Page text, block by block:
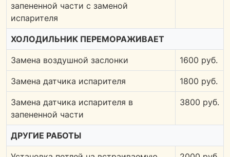
запененной части с заменой
испарителя
ХОЛОДИЛЬНИК ПЕРЕМОРАЖИВАЕТ
Замена воздушной заслонки 1600 руб.
Замена датчика испарителя 1800 руб.
Замена датчика испарителя в
запененной части
3800 руб.
ДРУГИЕ РАБОТЫ